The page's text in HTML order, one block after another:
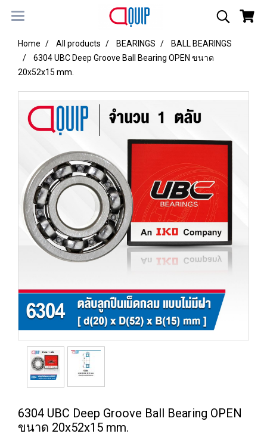
Home All products BEARINGS
BALL BEARINGS
6304 UBC Deep Groove Ball Bearing OPEN ขนาด
20x52x15 mm.
6304 UBC Deep Groove Ball Bearing OPEN
ขนาด 20x52x15 mm.